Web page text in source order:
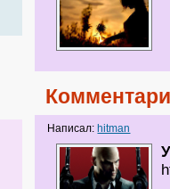
Написал: hitman